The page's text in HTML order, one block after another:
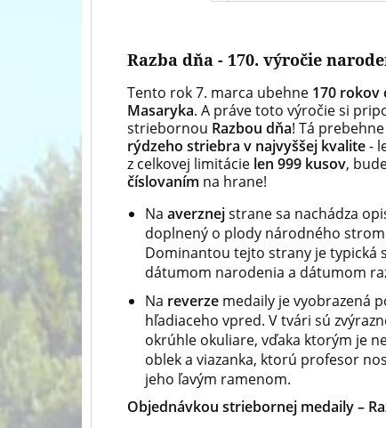
Razba dňa - 170. výročie
Tento rok 7. marca ubehne 170 rokov
Masaryka. A práve toto výročie si
striebornou Razbou dňa! Tá
rýdzeho striebra v najvyššej kvalite-
z celkovej limitácie len 999 kusov,
číslovaním na hrane!
Na averznejstrane sa nachádza
doplnený o plody národného
Dominantou tejto strany je typická
dátumom narodenia a dátumom
Na reverze medaily je vyobrazená
hľadiaceho vpred. V tvári sú
okrúhle okuliare, vďaka ktorým je
oblek a viazanka, ktorú profesor
jeho ľavým ramenom.
Objednávkou striebornej medaily –